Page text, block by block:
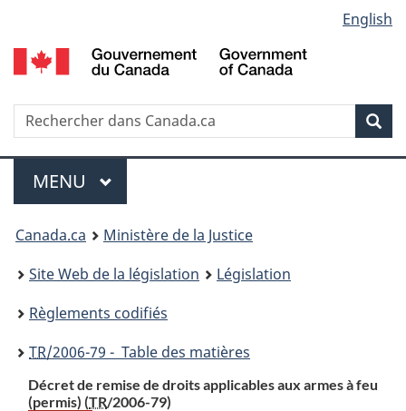
au
contenu
propos
de
la
HTML
simplifiée
selection
English
Recherche
Menu
MENU PRINCIPAL
You
are
here:
Canada.ca
Ministère de la Justice
Site Web de la législation
Législation
Règlements codifiés
TR/2006-79 - Table des matières
Décret de remise de droits applicables aux armes à feu
(permis) (TR/2006-79)